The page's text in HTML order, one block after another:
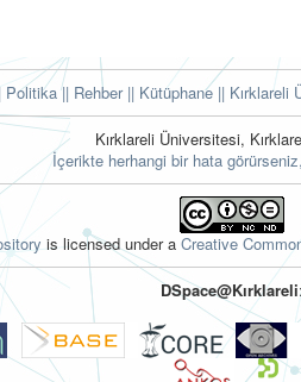
Politika|| Rehber|| Kütüphane || Kırklareli
Kırklareli Üniversitesi,
İçerikte herhangi bir hata
is licensed under a Creative
DSpace@Kırklareli